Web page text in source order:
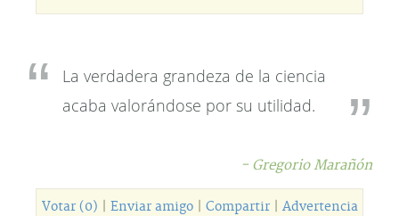
La verdadera grandeza de la ciencia
acaba valorándose por su utilidad.
- Gregorio Marañón
Votar (0) Enviar amigo| Compartir| Advertencia